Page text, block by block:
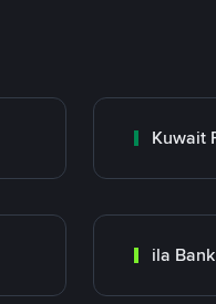
ila Bank